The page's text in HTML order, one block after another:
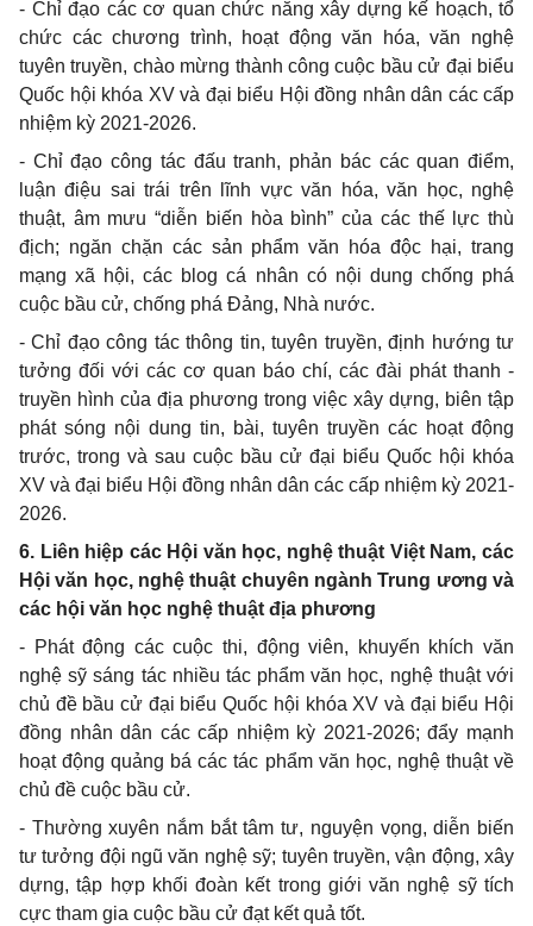
- Chỉ đạo các cơ quan chức năng xây dựng kế hoạch, tổ
chức các chương trình, hoạt động văn hóa, văn nghệ
tuyên truyền, chào mừng thành côngcuộc bầu cử đại biểu
Quốc hội khóa XV và đại biểu Hội đồng nhân dân các cấp
nhiệm kỳ 2021-2026.
- Chỉ đạo công tác đấu tranh, phản bác các quan điểm,
luận điệu sai trái trên lĩnh vực văn hóa, văn học, nghệ
thuật, âm mưu “diễn biến hòa bình” của các thế lực thù
địch; ngăn chặn các sản phẩm văn hóa độc hại, trang
mạng xã hội, các blog cá nhân có nội dung chống phá
cuộc bầu cử, chống phá Đảng, Nhà nước.
- Chỉ đạo công tác thông tin, tuyên truyền, định hướng tư
tưởng đối với các cơ quan báo chí, các đài phát thanh -
truyền hình của địa phương trong việc xây dựng, biên tập
phát sóng nội dung tin, bài, tuyên truyền các hoạt động
trước, trong và sau cuộc bầu cử đại biểu Quốc hội khóa
XV và đại biểu Hội đồng nhân dân các cấp nhiệm kỳ 2021-
2026.
6. Liên hiệp các Hội văn học, nghệ thuật Việt Nam, các
Hội văn học, nghệ thuật chuyên ngành Trung ương và
các hội văn học nghệ thuật địa phương
- Phát động các cuộc thi, động viên, khuyến khích văn
nghệ sỹ sáng tác nhiều tác phẩm văn học, nghệ thuật với
chủ đề bầu cử đại biểu Quốc hội khóa XV và đại biểu Hội
đồng nhân dân các cấp nhiệm kỳ 2021-2026; đẩy mạnh
hoạt động quảng bá các tác phẩm văn học, nghệ thuật về
chủ đề cuộc bầu cử.
- Thường xuyên nắm bắt tâm tư, nguyện vọng, diễn biến
tư tưởng đội ngũ văn nghệ sỹ; tuyên truyền, vận động, xây
dựng, tập hợp khối đoàn kết trong giới văn nghệ sỹ tích
cực tham gia cuộc bầu cử đạt kết quả tốt.